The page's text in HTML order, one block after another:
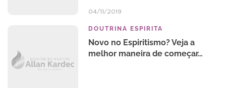
04/11/2019
DOUTRINA ESPIRITA
Novo no Espiritismo? Veja a
melhor maneira de começar…